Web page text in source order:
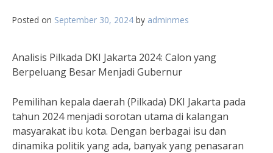
Posted on September 30, 2024 by adminmes
Analisis Pilkada DKI Jakarta 2024: Calon yang
Berpeluang Besar Menjadi Gubernur
Pemilihan kepala daerah (Pilkada) DKI Jakarta pada
tahun 2024 menjadi sorotan utama di kalangan
masyarakat ibu kota. Dengan berbagai isu dan
dinamika politik yang ada, banyak yang penasaran